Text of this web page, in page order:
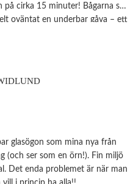
på cirka 15 minuter! Bågarna ser
oväntat en underbar gåva – ett
som mina solglasögon! Vilken
att glömma det otroligt fina
glasögon som mina nya från
(och ser som en örn!). Fin miljö
Det enda problemet är när man